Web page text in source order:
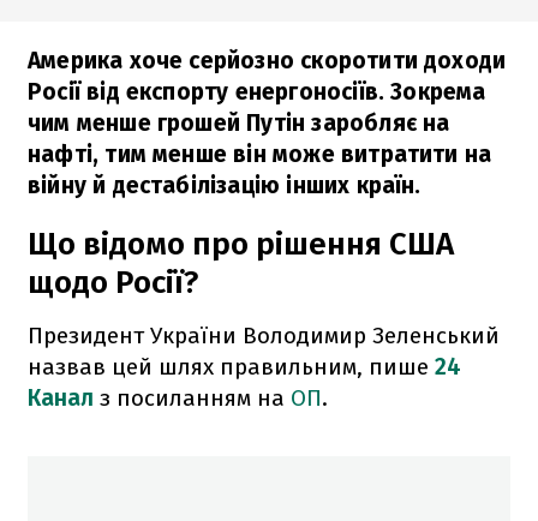
Америка хоче серйозно скоротити доходи
Росії від експорту енергоносіїв. Зокрема
чим менше грошей Путін заробляє на
нафті, тим менше він може витратити на
війну й дестабілізацію інших країн.
Що відомо про рішення США
щодо Росії?
Президент України Володимир Зеленський
назвав цей шлях правильним, пише 24
Канал з посиланням на ОП.